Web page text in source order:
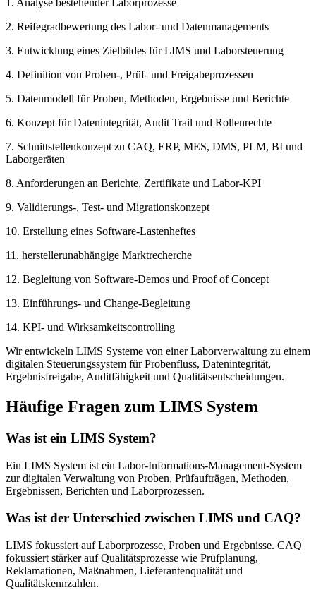
1. Analyse bestehender Laborprozesse
2. Reifegradbewertung des Labor- und Datenmanagements
3. Entwicklung eines Zielbildes für LIMS und Laborsteuerung
4. Definition von Proben-, Prüf- und Freigabeprozessen
5. Datenmodell für Proben, Methoden, Ergebnisse und Berichte
6. Konzept für Datenintegrität, Audit Trail und Rollenrechte
7. Schnittstellenkonzept zu CAQ, ERP, MES, DMS, PLM, BI und
Laborgeräten
8. Anforderungen an Berichte, Zertifikate und Labor-KPI
9. Validierungs-, Test- und Migrationskonzept
10. Erstellung eines Software-Lastenheftes
11. herstellerunabhängige Marktrecherche
12. Begleitung von Software-Demos und Proof of Concept
13. Einführungs- und Change-Begleitung
14. KPI- und Wirksamkeitscontrolling
Wir entwickeln LIMS Systeme von einer Laborverwaltung zu einem
digitalen Steuerungssystem für Probenfluss, Datenintegrität,
Ergebnisfreigabe, Auditfähigkeit und Qualitätsentscheidungen.
Häufige Fragen zum LIMS System
Was ist ein LIMS System?
Ein LIMS System ist ein Labor-Informations-Management-System
zur digitalen Verwaltung von Proben, Prüfaufträgen, Methoden,
Ergebnissen, Berichten und Laborprozessen.
Was ist der Unterschied zwischen LIMS und CAQ?
LIMS fokussiert auf Laborprozesse, Proben und Ergebnisse. CAQ
fokussiert stärker auf Qualitätsprozesse wie Prüfplanung,
Reklamationen, Maßnahmen, Lieferantenqualität und
Qualitätskennzahlen.